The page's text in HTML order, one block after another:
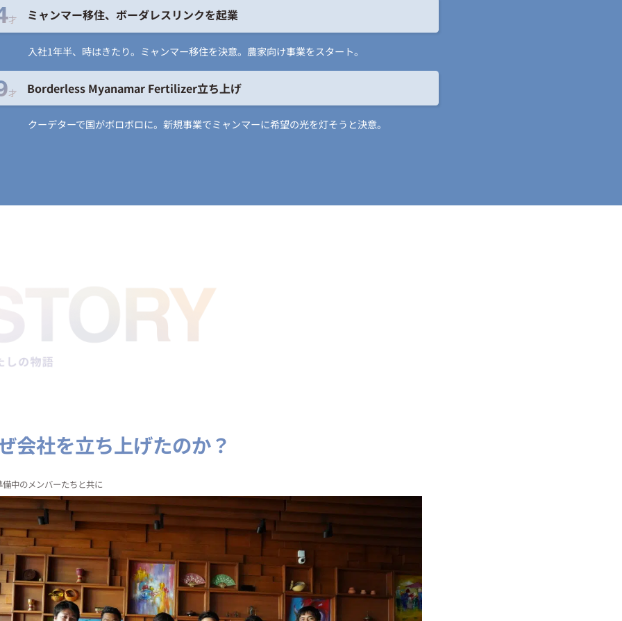
才 ミャンマー移住、ボーダレスリンクを起業
入社1年半、時はきたり。ミャンマー移住を決意。農家向け事業をスタート。
才 Borderless Myanamar Fertilizer立ち上げ
クーデターで国がボロボロに。新規事業でミャンマーに希望の光を灯そうと決意。
会社を立ち上げたのか？
備中のメンバーたちと共に